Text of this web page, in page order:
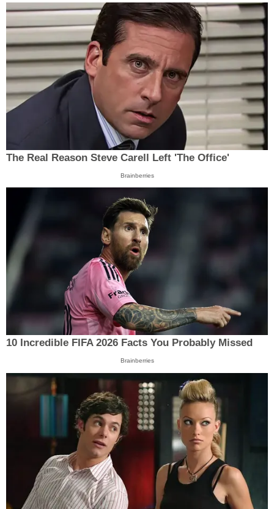
The Real Reason Steve Carell Left 'The Office'
Brainberries
10 Incredible FIFA 2026 Facts You Probably Missed
Brainberries